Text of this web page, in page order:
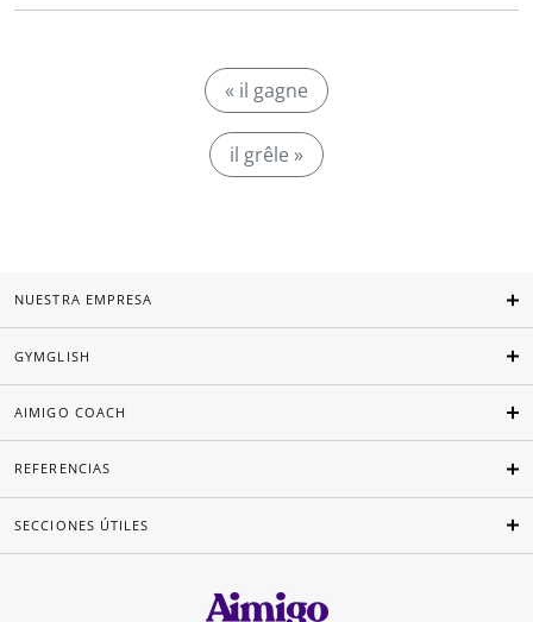
« il gagne
il grêle »
NUESTRA EMPRESA
GYMGLISH
AIMIGO COACH
REFERENCIAS
SECCIONES ÚTILES